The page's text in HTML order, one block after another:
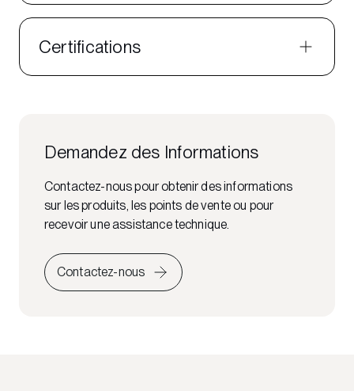
Certifications
Demandez des Informations
Contactez-nous pour obtenir des informations
sur les produits, les points de vente ou pour
recevoir une assistance technique.
Contactez-nous